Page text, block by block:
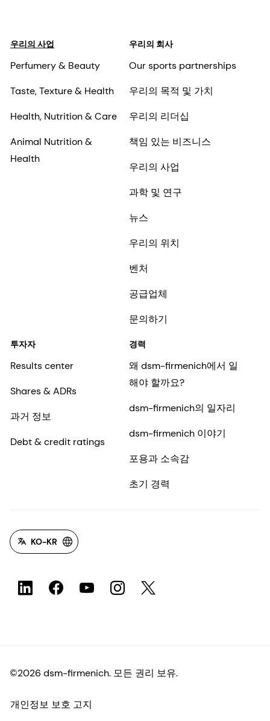
우리의 사업
Perfumery & Beauty
Taste, Texture & Health
Health, Nutrition & Care
Animal Nutrition &
Health
우리의 회사
Our sports partnerships
우리의 목적 및 가치
우리의 리더십
책임 있는 비즈니스
우리의 사업
과학 및 연구
뉴스
우리의 위치
벤처
공급업체
문의하기
투자자
Results center
Shares & ADRs
과거 정보
Debt & credit ratings
경력
왜 dsm-firmenich에서 일
해야 할까요?
dsm-firmenich의 일자리
dsm-firmenich 이야기
포용과 소속감
초기 경력
KO-KR
©2026 dsm-firmenich. 모든 권리 보유.
개인정보 보호 고지